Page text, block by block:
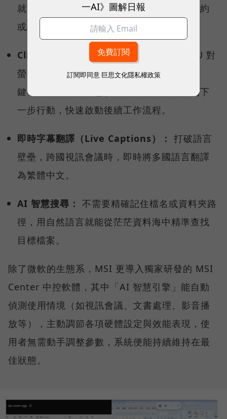
就能快速回溯、查找曾經瀏覽過的文件、合約
或網頁內容。
Click to Do（點擊行動）：
透過地端 NPU 對
螢幕內容的即時理解，使用者只要按下快捷
鍵，就能讓系統智慧偵測、分析，預測你的下
一步行動，快速啟動後續工作流程。
即時字幕翻譯（Live Captions）： 打破語言
壁壘，跨國視訊會議時，即時將多國語言翻譯
為繁體中文。
AI 智慧搜尋： 不需要精確記住檔名或資料夾路
徑，用自然語言就能從茫茫資料海中精準查找
目標檔案。
除了微軟的生態系，MSI 更導入獨家研發的 MSI
Center 中控軟體，其中「AI 智慧引擎」能自動
偵測使用情境（如視訊會議、文書處理、影音播
放等），主動調節各項硬體設定與效能表現，使
用者無需動手調整參數，系統便能持續維持在最
佳狀態。
一AI》圖解日報
訂閱即同意 巨思文化隱私權政策